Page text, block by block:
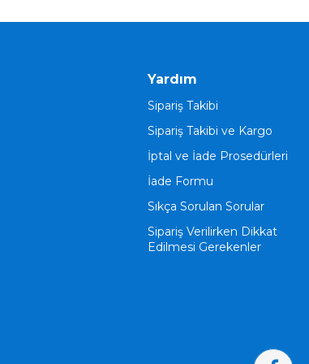
Yardım
Sipariş Takibi
Sipariş Takibi ve Kargo
İptal ve İade Prosedürleri
İade Formu
Sıkça Sorulan Sorular
Sipariş Verilirken Dikkat
Edilmesi Gerekenler